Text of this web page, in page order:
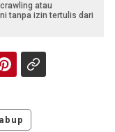
atau
tanpa izin tertulis dari